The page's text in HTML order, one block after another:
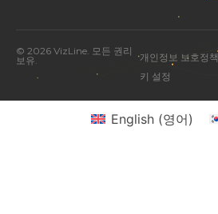
© 2026 VizLine. 모든 권리
보유.
개인정보 보호정책
키 설정
English(영어)